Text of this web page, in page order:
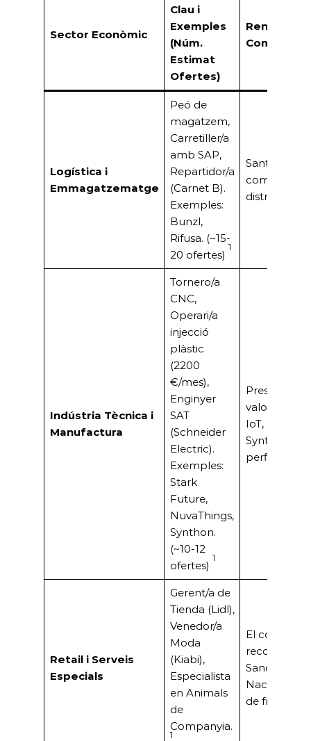
Sector Econòmic
Clau i
Exemples
(Núm.
Estimat
Ofertes)
Comercial
Logística i
Emmagatzematge
Peó de
magatzem,
Carretiller/a
amb SAP,
Repartidor/a
(Carnet B).
Exemples:
Bunzl,
Rifusa. (~15-
20 ofertes)
1
Sant Boi es
com a node
distribució
Indústria Tècnica i
Manufactura
Tornero/a
CNC,
Operari/a
injecció
plàstic
(2200
€/mes),
Enginyer
SAT
(Schneider
Electric).
Exemples:
Stark
Future,
NuvaThings,
Synthon.
(~10-12
ofertes)
1
Presència
valor afegit
IoT,
Synthon)
perfils
Retail i Serveis
Especials
Gerent/a de
Tienda (Lidl),
Venedor/a
Moda
(Kiabi),
Especialista
en Animals
de
Companyia.
1
El comerç
reconegut
Sancho,
de